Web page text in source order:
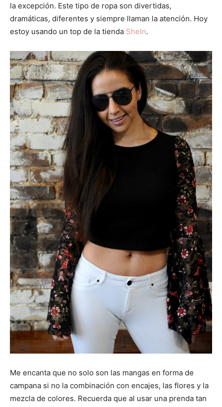
la excepción. Este tipo de ropa son divertidas,
dramáticas, diferentes y siempre llaman la atención. Hoy
estoy usando un top de la tienda SheIn.
Me encanta que no solo son las mangas en forma de
campana si no la combinación con encajes, las flores y la
mezcla de colores. Recuerda que al usar una prenda tan